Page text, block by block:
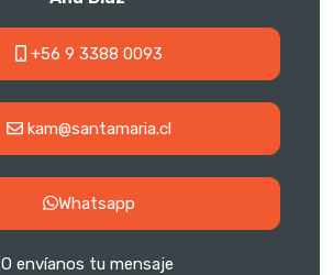
+56 9 3388 0093
kam@santamaria.cl
Whatsapp
O envíanos tu mensaje